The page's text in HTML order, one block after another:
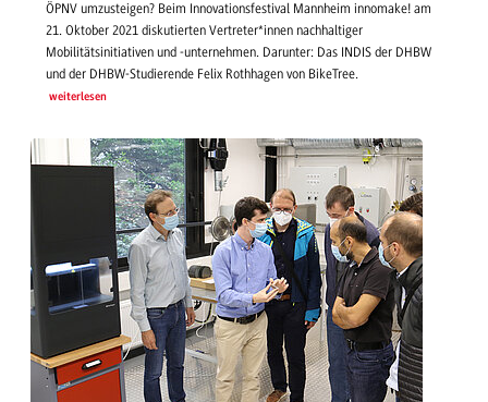
ÖPNV umzusteigen? Beim Innovationsfestival Mannheim innomake! am
21. Oktober 2021 diskutierten Vertreter*innen nachhaltiger
Mobilitätsinitiativen und -unternehmen. Darunter: Das INDIS der DHBW
und der DHBW-Studierende Felix Rothhagen von BikeTree.
weiterlesen